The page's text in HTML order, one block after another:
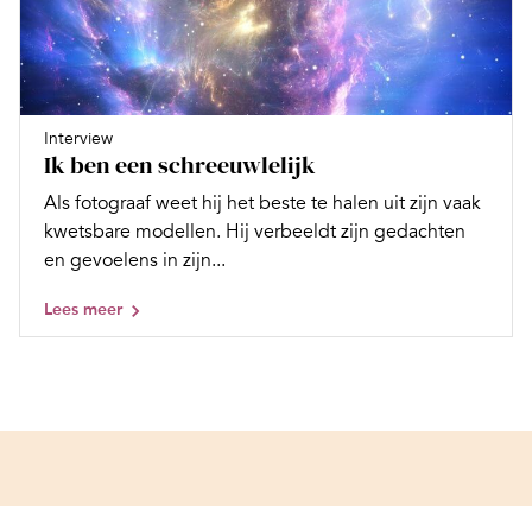
Interview
Ik ben een schreeuwlelijk
Als fotograaf weet hij het beste te halen uit zijn vaak
kwetsbare modellen. Hij verbeeldt zijn gedachten
en gevoelens in zijn...
Lees meer